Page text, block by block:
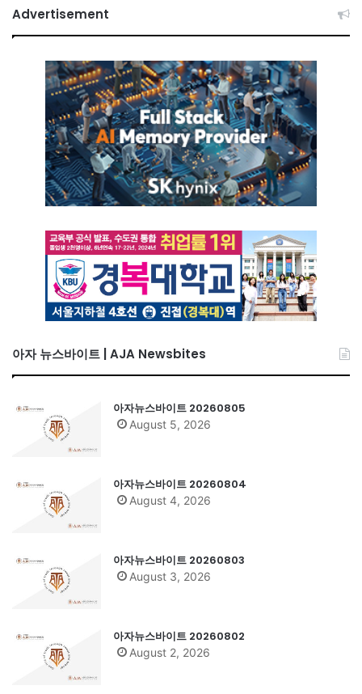
Advertisement
아자 뉴스바이트 | AJA Newsbites
아자뉴스바이트 20260805
August 5, 2026
아자뉴스바이트 20260804
August 4, 2026
아자뉴스바이트 20260803
August 3, 2026
아자뉴스바이트 20260802
August 2, 2026